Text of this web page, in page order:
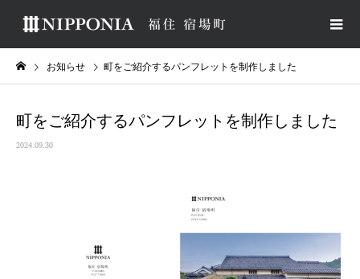
お知らせ 町をご紹介するパンフレットを制作しました
町をご紹介するパンフレットを制作しました
2024.09.30